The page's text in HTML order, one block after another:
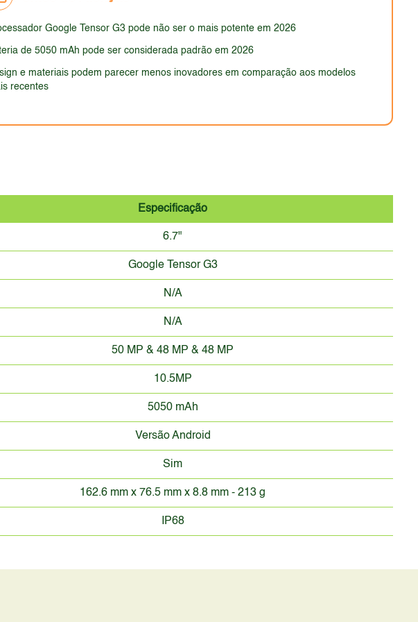
Google geralmente adota um visual limpo e minimalista que agrada a
Google Tensor G3 pode não ser o mais potente em 2026
de 5050 mAh pode ser considerada padrão em 2026
e materiais podem parecer menos inovadores em comparação aos modelos
recentes
Especificação
6.7"
Google Tensor G3
N/A
N/A
50 MP & 48 MP & 48 MP
10.5MP
5050 mAh
Versão Android
Sim
162.6 mm x 76.5 mm x 8.8 mm - 213 g
IP68